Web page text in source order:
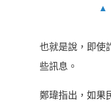
▲
也就是說，即使
些訊息。
鄭瑋指出，如果